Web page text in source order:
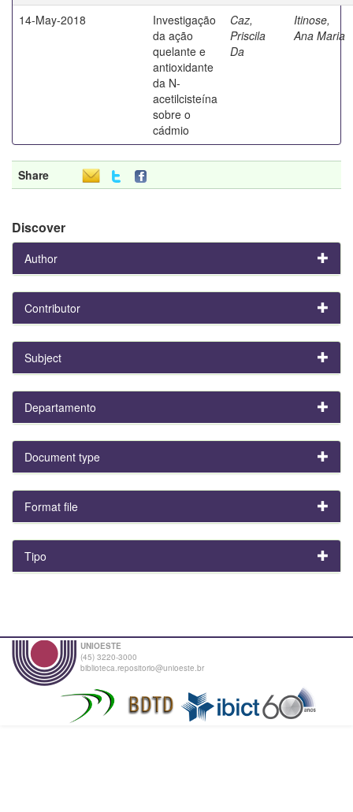
14-May-2018
Investigação
da ação
quelante e
antioxidante
da N-
acetilcisteína
sobre o
cádmio
Caz,
Priscila
Da
Itinose,
Ana Maria
Share
Discover
Author
Contributor
Subject
Departamento
Document type
Format file
Tipo
UNIOESTE
(45) 3220-3000
biblioteca.repositorio@unioeste.br